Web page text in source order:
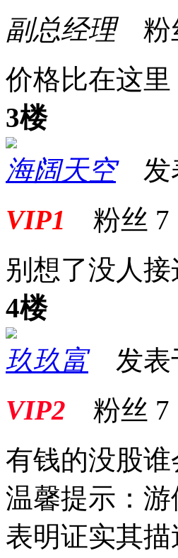
副总经理粉
价格比在这
3楼
海阔天空发
VIP1 粉丝 7
别想了没人
4楼
玖玖富发表
VIP2 粉丝 7
有钱的没股
温馨提示：
表明证实其